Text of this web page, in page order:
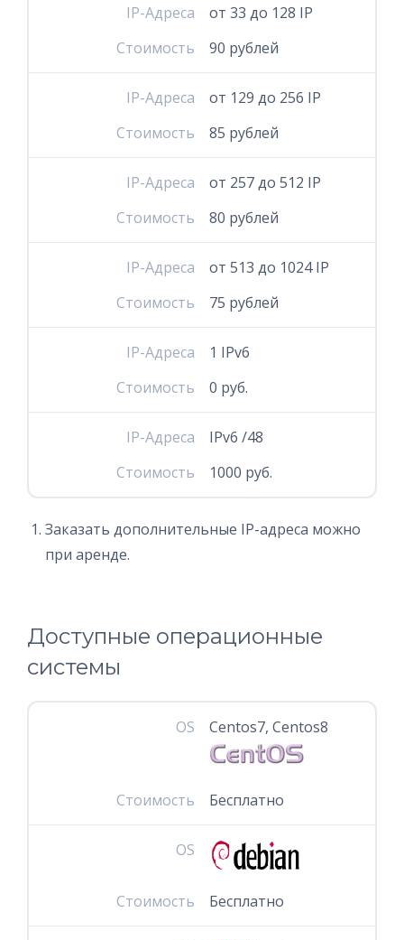
IP-Адреса
от 33 до 128 IP
Стоимость
90 рублей
IP-Адреса
от 129 до 256 IP
Стоимость
85 рублей
IP-Адреса
от 257 до 512 IP
Стоимость
80 рублей
IP-Адреса
от 513 до 1024 IP
Стоимость
75 рублей
IP-Адреса
1 IPv6
Стоимость
0 руб.
IP-Адреса
IPv6 /48
Стоимость
1000 руб.
Заказать дополнительные IP-адреса можно
при аренде.
Доступные операционные
системы
OS Centos7, Centos8
Стоимость Бесплатно
OS
Стоимость Бесплатно